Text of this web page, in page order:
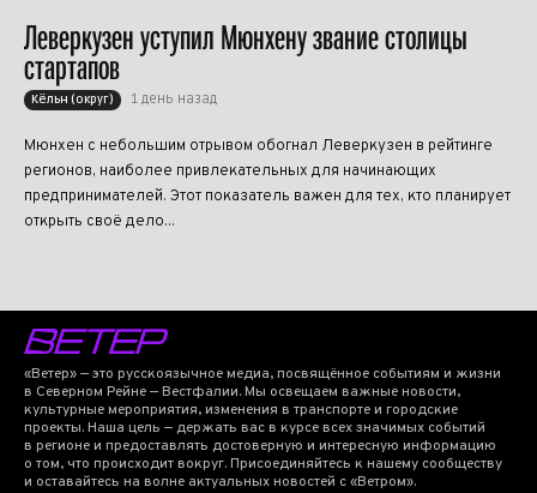
Леверкузен уступил Мюнхену звание столицы
стартапов
Кёльн (округ) 1 день назад
Мюнхен с небольшим отрывом обогнал Леверкузен в рейтинге
регионов, наиболее привлекательных для начинающих
предпринимателей. Этот показатель важен для тех, кто планирует
открыть своё дело...
«Ветер» — это русскоязычное медиа, посвящённое событиям и жизни
в Северном Рейне — Вестфалии. Мы освещаем важные новости,
культурные мероприятия, изменения в транспорте и городские
проекты. Наша цель — держать вас в курсе всех значимых событий
в регионе и предоставлять достоверную и интересную информацию
о том, что происходит вокруг. Присоединяйтесь к нашему сообществу
и оставайтесь на волне актуальных новостей с «Ветром».